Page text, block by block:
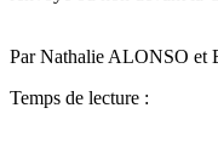
Par Nathalie ALONSO et
Temps de lecture :